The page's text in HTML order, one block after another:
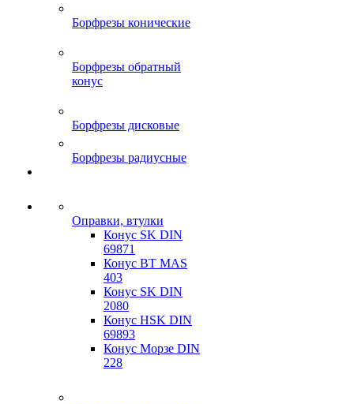
Борфрезы конические
Борфрезы обратный
конус
Борфрезы дисковые
Борфрезы радиусные
Оправки, втулки
Конус SK DIN
69871
Конус BT MAS
403
Конус SK DIN
2080
Конус HSK DIN
69893
Конус Морзе DIN
228